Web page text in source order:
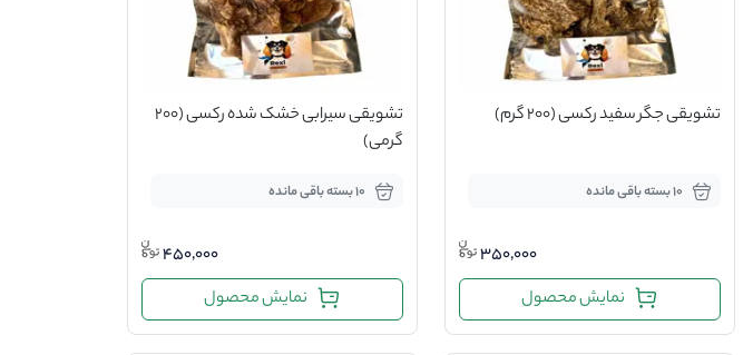
تشویقی جگر سفید رکسی (200 گرم)
10 بسته باقی مانده
350,000
نمایش محصول
تشویقی سیرابی خشک شده رکسی (200
گرمی)
10 بسته باقی مانده
450,000
نمایش محصول